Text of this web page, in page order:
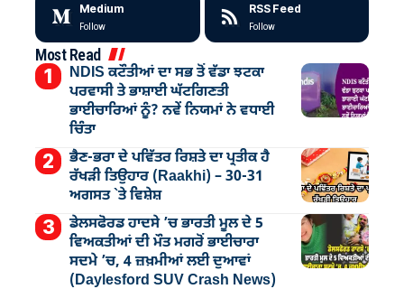
Medium
Follow
RSS Feed
Follow
Most Read
NDIS ਕਟੌਤੀਆਂ ਦਾ ਸਭ ਤੋਂ ਵੱਡਾ ਝਟਕਾ
ਪਰਵਾਸੀ ਤੇ ਭਾਸ਼ਾਈ ਘੱਟਗਿਣਤੀ
ਭਾਈਚਾਰਿਆਂ ਨੂੰ? ਨਵੇਂ ਨਿਯਮਾਂ ਨੇ ਵਧਾਈ
ਚਿੰਤਾ
ਭੈਣ-ਭਰਾ ਦੇ ਪਵਿੱਤਰ ਰਿਸ਼ਤੇ ਦਾ ਪ੍ਰਤੀਕ ਹੈ
ਰੱਖੜੀ ਤਿਉਹਾਰ (Raakhi) – 30-31
ਅਗਸਤ `ਤੇ ਵਿਸ਼ੇਸ਼
ਡੇਲਸਫੋਰਡ ਹਾਦਸੇ ’ਚ ਭਾਰਤੀ ਮੂਲ ਦੇ 5
ਵਿਅਕਤੀਆਂ ਦੀ ਮੌਤ ਮਗਰੋਂ ਭਾਈਚਾਰਾ
ਸਦਮੇ ’ਚ, 4 ਜ਼ਖ਼ਮੀਆਂ ਲਈ ਦੁਆਵਾਂ
(Daylesford SUV Crash News)